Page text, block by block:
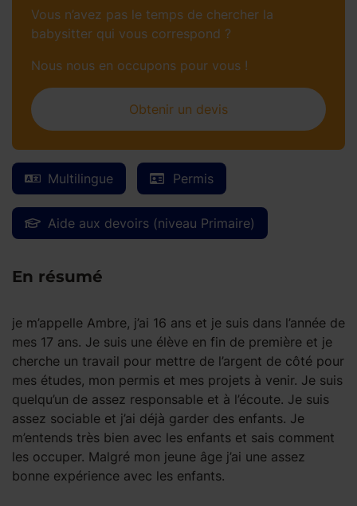
Multilingue Permis
Aide aux devoirs (niveau Primaire)
En résumé
je m’appelle Ambre, j’ai 16 ans et je suis dans l’année de
mes 17 ans. Je suis une élève en fin de première et je
cherche un travail pour mettre de l’argent de côté pour
mes études, mon permis et mes projets à venir. Je suis
quelqu’un de assez responsable et à l’écoute. Je suis
assez sociable et j’ai déjà garder des enfants. Je
m’entends très bien avec les enfants et sais comment
les occuper. Malgré mon jeune âge j’ai une assez
bonne expérience avec les enfants.
Vous n’avez pas le temps de chercher la
babysitter qui vous correspond ?
Nous nous en occupons pour vous !
Obtenir un devis